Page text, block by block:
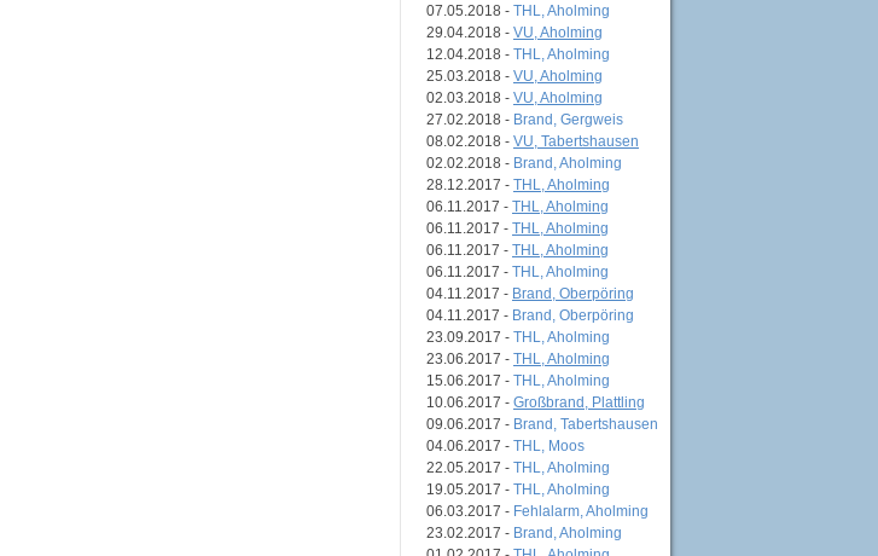
07.05.2018 - THL, Aholming
29.04.2018 - VU, Aholming
12.04.2018 - THL, Aholming
25.03.2018 - VU, Aholming
02.03.2018 - VU, Aholming
27.02.2018 - Brand, Gergweis
08.02.2018 - VU, Tabertshausen
02.02.2018 - Brand, Aholming
28.12.2017 - THL, Aholming
06.11.2017 - THL, Aholming
06.11.2017 - THL, Aholming
06.11.2017 - THL, Aholming
06.11.2017 - THL, Aholming
04.11.2017 - Brand, Oberpöring
04.11.2017 - Brand, Oberpöring
23.09.2017 - THL, Aholming
23.06.2017 - THL, Aholming
15.06.2017 - THL, Aholming
10.06.2017 - Großbrand, Plattling
09.06.2017 - Brand, Tabertshausen
04.06.2017 - THL, Moos
22.05.2017 - THL, Aholming
19.05.2017 - THL, Aholming
06.03.2017 - Fehlalarm, Aholming
23.02.2017 - Brand, Aholming